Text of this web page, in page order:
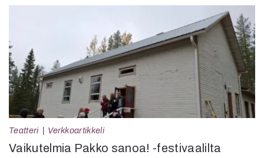
Pääkirjoitus
Paperilehdestä
Oulu2026
Näyttelyt
Musiikki
Levyt
In English
Teatteri Verkkoartikkeli
Vaikutelmia Pakko sanoa! -festivaalilta